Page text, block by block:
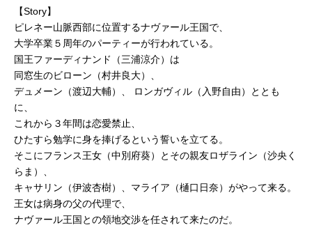
【Story】
ピレネー山脈西部に位置するナヴァール王国で、
大学卒業５周年のパーティーが行われている。
国王ファーディナンド（三浦涼介）は
同窓生のビローン（村井良大）、
デュメーン（渡辺大輔）、 ロンガヴィル（入野自由）ととも
に、
これから３年間は恋愛禁止、
ひたすら勉学に身を捧げるという誓いを立てる。
そこにフランス王女（中別府葵）とその親友ロザライン（沙央く
らま）、
キャサリン（伊波杏樹）、マライア（樋口日奈）がやって来る。
王女は病身の父の代理で、
ナヴァール王国との領地交渉を任されて来たのだ。